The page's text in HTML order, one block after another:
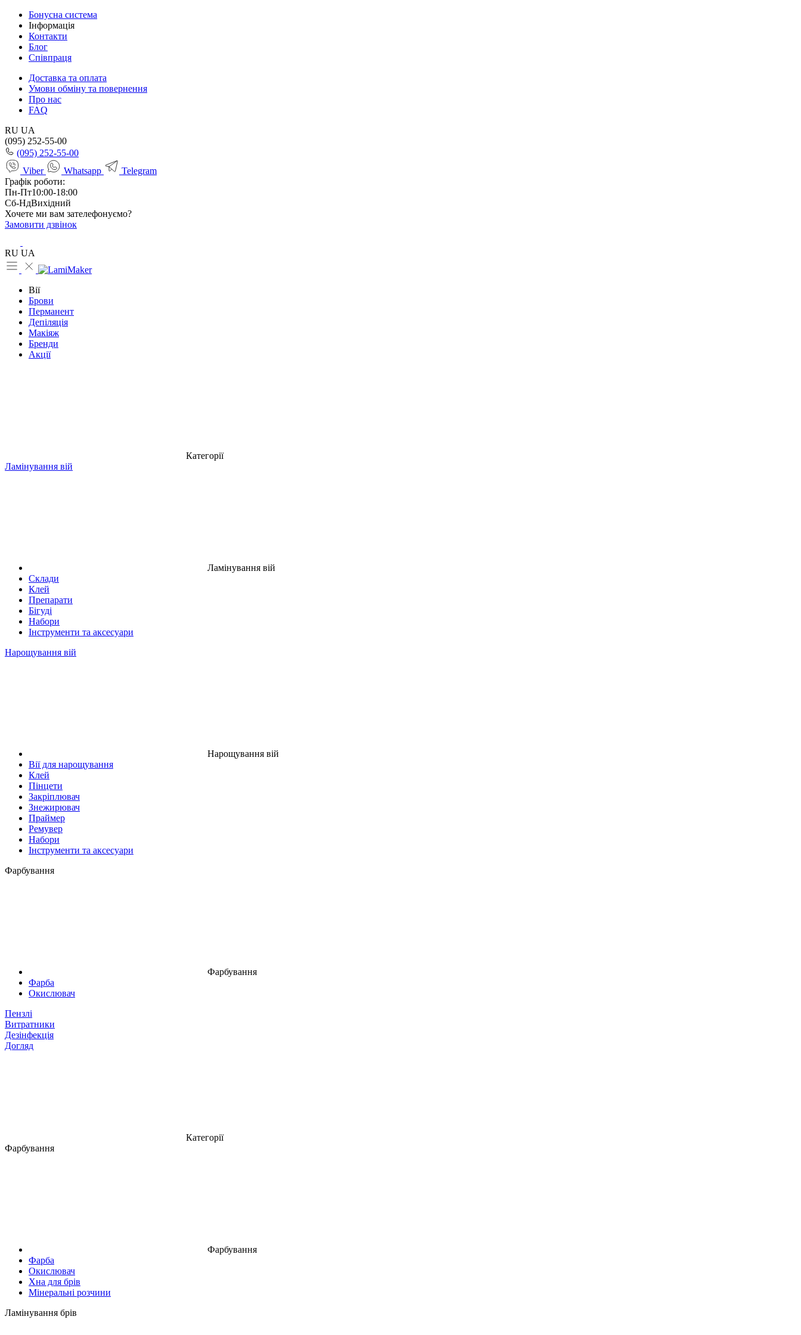
Бонусна система
Інформація
Контакти
Блог
Співпраця
Доставка та оплата
Умови обміну та повернення
Про нас
FAQ
RU UA
(095) 252-55-00
(095) 252-55-00
Viber
Whatsapp
Telegram
Графік роботи:
Пн-Пт10:00-18:00
Сб-НдВихідний
Хочете ми вам зателефонуємо?
Замовити дзвінок
RU UA
Вії
Брови
Перманент
Депіляція
Макіяж
Бренди
Акції
Категорії
Ламінування вій
Ламінування вій
Склади
Клей
Препарати
Бігуді
Набори
Інструменти та аксесуари
Нарощування вій
Нарощування вій
Вії для нарощування
Клей
Пінцети
Закріплювач
Знежирювач
Праймер
Ремувер
Набори
Інструменти та аксесуари
Фарбування
Фарбування
Фарба
Окислювач
Пензлі
Витратники
Дезінфекція
Догляд
Категорії
Фарбування
Фарбування
Фарба
Окислювач
Хна для брів
Мінеральні розчини
Ламінування брів